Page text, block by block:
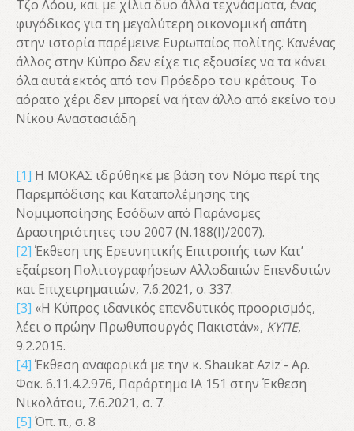
Τζο Λόου, και με χίλια δυο άλλα τεχνάσματα, ένας
φυγόδικος για τη μεγαλύτερη οικονομική απάτη
στην ιστορία παρέμεινε Ευρωπαίος πολίτης. Κανένας
άλλος στην Κύπρο δεν είχε τις εξουσίες να τα κάνει
όλα αυτά εκτός από τον Πρόεδρο του κράτους. Tο
αόρατο χέρι δεν μπορεί να ήταν άλλο από εκείνο του
Νίκου Αναστασιάδη.
[1] Η ΜΟΚΑΣ ιδρύθηκε με βάση τον Νόμο περί της
Παρεμπόδισης και Καταπολέμησης της
Νομιμοποίησης Εσόδων από Παράνομες
Δραστηριότητες του 2007 (Ν.188(Ι)/2007).
[2] Έκθεση της Ερευνητικής Επιτροπής των Κατ’
εξαίρεση Πολιτογραφήσεων Αλλοδαπών Επενδυτών
και Επιχειρηματιών, 7.6.2021, σ. 337.
[3] «Η Κύπρος ιδανικός επενδυτικός προορισμός,
λέει ο πρώην Πρωθυπουργός Πακιστάν», ΚΥΠΕ,
9.2.2015.
[4] Έκθεση αναφορικά με την κ. Shaukat Aziz - Αρ.
Φακ. 6.11.4.2.976, Παράρτημα ΙΑ 151 στην Έκθεση
Νικολάτου, 7.6.2021, σ. 7.
[5] Όπ. π., σ. 8